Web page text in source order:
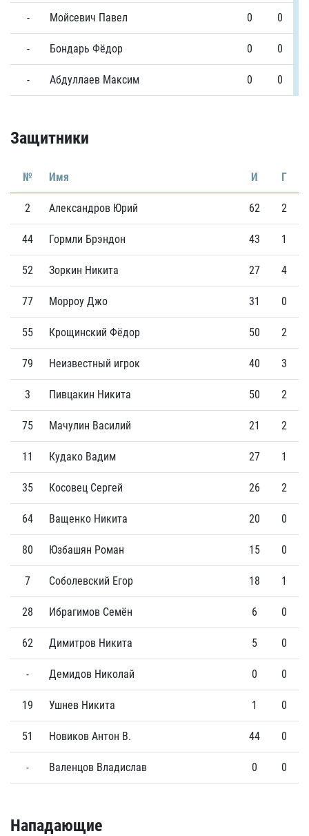
- Мойсевич Павел 0 0
- Бондарь Фёдор 0 0
- Абдуллаев Максим 0 0
Защитники
№ Имя И Г
2 Александров Юрий 62 2
44 Гормли Брэндон 43 1
52 Зоркин Никита 27 4
77 Морроу Джо 31 0
55 Крощинский Фёдор 50 2
79 Неизвестный игрок 40 3
3 Пивцакин Никита 50 2
75 Мачулин Василий 21 2
11 Кудако Вадим 27 1
35 Косовец Сергей 26 2
64 Ващенко Никита 20 0
80 Юзбашян Роман 15 0
7 Соболевский Егор 18 1
28 Ибрагимов Семён 6 0
62 Димитров Никита 5 0
- Демидов Николай 0 0
19 Ушнев Никита 1 0
51 Новиков Антон В. 44 0
- Валенцов Владислав 0 0
Нападающие